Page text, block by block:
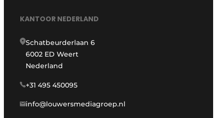
KANTOOR NEDERLAND
Schatbeurderlaan 6
6002 ED Weert
Nederland
+31 495 450095
info@louwersmediagroep.nl